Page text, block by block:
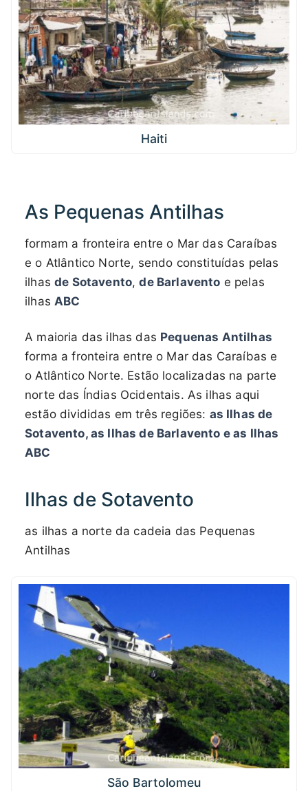
Haiti
As Pequenas Antilhas
formam a fronteira entre o Mar das Caraíbas
e o Atlântico Norte, sendo constituídas pelas
ilhasde Sotavento,de Barlavento e pelas
ilhas ABC
A maioria das ilhas das Pequenas Antilhas
forma a fronteira entre o Mar das Caraíbas e
o Atlântico Norte. Estão localizadas na parte
norte das Índias Ocidentais. As ilhas aqui
estão divididas em três regiões: as Ilhas de
Sotavento, as Ilhas de Barlavento e as Ilhas
ABC
Ilhas de Sotavento
as ilhas a norte da cadeia das Pequenas
Antilhas
São Bartolomeu